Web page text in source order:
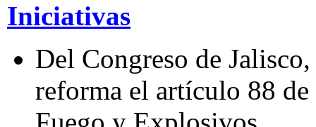
Iniciativas
Del Congreso de
reforma el artículo 88